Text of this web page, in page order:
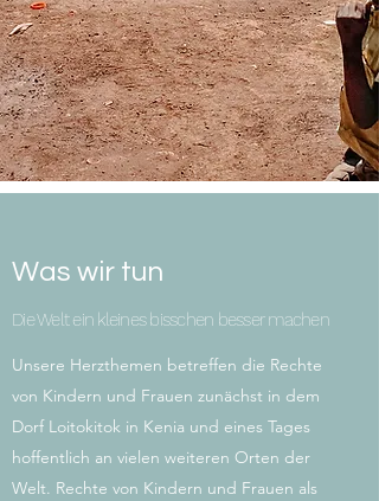
Was wir tun
Die Welt ein kleines bisschen besser machen
Unsere Herzthemen betreffen die Rechte
von Kindern und Frauen zunächst in dem
Dorf Loitokitok in Kenia und eines Tages
hoffentlich an vielen weiteren Orten der
Welt. Rechte von Kindern und Frauen als